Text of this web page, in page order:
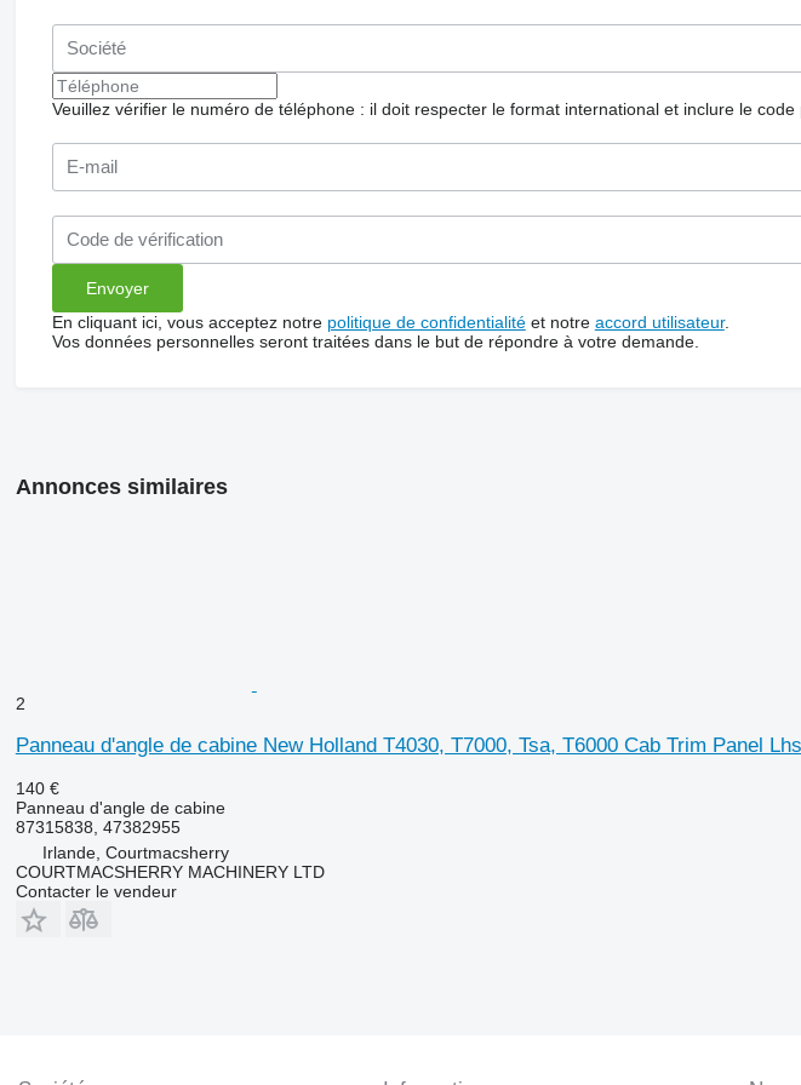
Veuillez vérifier le numéro de téléphone : il doit respecter le format international et inclure le code
En cliquant ici, vous acceptez notre politique de confidentialitéet notre accord utilisateur.
Vos données personnelles seront traitées dans le but de répondre à votre demande.
Annonces similaires
2
Panneau d'angle de cabine New Holland T4030, T7000, Tsa, T6000 Cab Trim Panel
140 €
Panneau d'angle de cabine
87315838, 47382955
Irlande, Courtmacsherry
COURTMACSHERRY MACHINERY LTD
Contacter le vendeur